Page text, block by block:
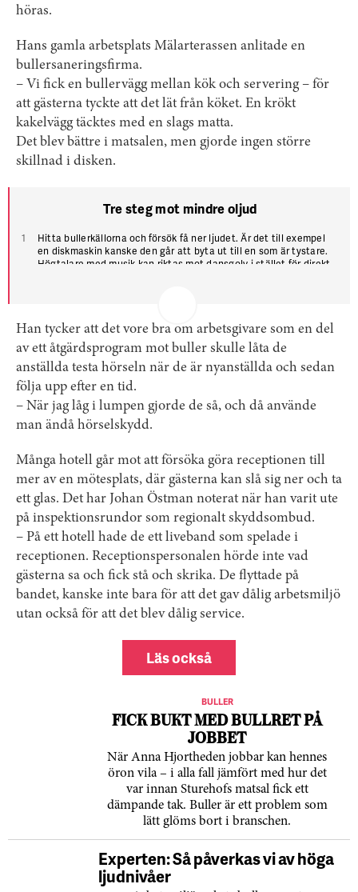
höras.
Hans gamla arbetsplats Mälarterassen anlitade en
bullersaneringsfirma.
– Vi fick en bullervägg mellan kök och servering – för
att gästerna tyckte att det lät från köket. En krökt
kakelvägg täcktes med en slags matta.
Det blev bättre i matsalen, men gjorde ingen större
skillnad i disken.
Tre steg mot mindre oljud
Hitta bullerkällorna och försök få ner ljudet. Är det till exempel
en diskmaskin kanske den går att byta ut till en som är tystare.
Hög­talare med musik kan riktas mot dansgolv i stället för direkt
att rotera för att begränsa hur länge någon står i bullrig miljö.
Han tycker att det vore bra om arbetsgivare som en del
av ett åtgärdsprogram mot buller skulle låta de
anställda testa hörseln när de är nyanställda och sedan
följa upp efter en tid.
– När jag låg i lumpen gjorde de så, och då använde
man ändå hörselskydd.
Många hotell går mot att försöka göra receptionen till
mer av en mötesplats, där gästerna kan slå sig ner och ta
ett glas. Det har Johan Östman noterat när han varit ute
på inspektionsrundor som regionalt skyddsombud.
– På ett hotell hade de ett liveband som spelade i
receptionen. Receptionspersonalen hörde inte vad
gästerna sa och fick stå och skrika. De flyttade på
bandet, kanske inte bara för att det gav dålig arbetsmiljö
utan också för att det blev dålig service.
Läs också
BULLER
FICK BUKT MED BULLRET PÅ
JOBBET
När Anna Hjortheden jobbar kan hennes
öron vila – i alla fall jämfört med hur det
var innan Sturehofs matsal fick ett
dämpande tak. Buller är ett problem som
lätt glöms bort i branschen.
Experten: Så påverkas vi av höga
ljudnivåer